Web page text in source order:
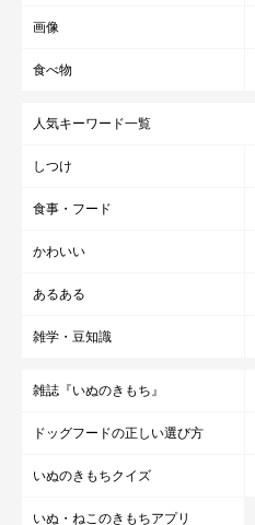
画像
食べ物
人気キーワード一覧
しつけ
食事・フード
かわいい
あるある
雑学・豆知識
雑誌『いぬのきもち』
ドッグフードの正しい選び方
いぬのきもちクイズ
いぬ・ねこのきもちアプリ